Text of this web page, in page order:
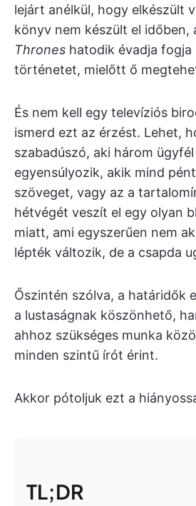
lejárt anélkül, hogy elkészült
könyv nem készült el időben,
Thrones hatodik évadja fogja
történetet, mielőtt ő
És nem kell egy televíziós
ismerd ezt az érzést. Lehet,
szabadúszó, aki három
egyensúlyozik, akik mind
szöveget, vagy az a
hétvégét veszít el egy olyan
miatt, ami egyszerűen nem
lépték változik, de a csapda
Őszintén szólva, a határidők
a lustaságnak köszönhető,
ahhoz szükséges munka
minden szintű írót érint.
Akkor pótoljuk ezt a
TL;DR